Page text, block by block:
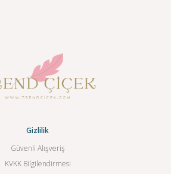
Gizlilik
Güvenli Alışveriş
KVKK Bilgilendirmesi